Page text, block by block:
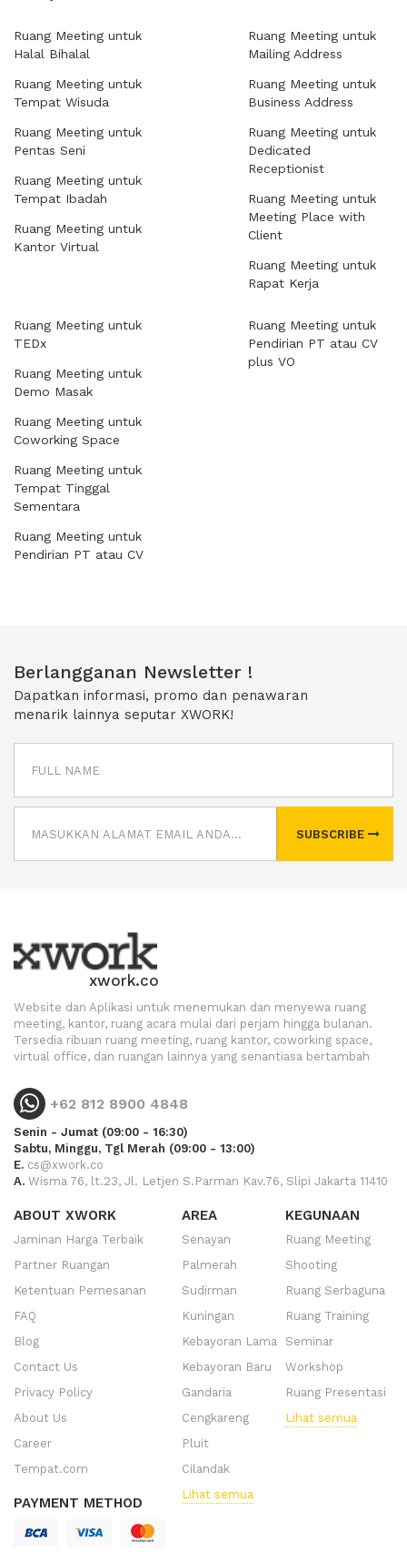
Ruang Meeting untuk
Halal Bihalal
Ruang Meeting untuk
Tempat Wisuda
Ruang Meeting untuk
Pentas Seni
Ruang Meeting untuk
Tempat Ibadah
Ruang Meeting untuk
Kantor Virtual
Ruang Meeting untuk
Mailing Address
Ruang Meeting untuk
Business Address
Ruang Meeting untuk
Dedicated
Receptionist
Ruang Meeting untuk
Meeting Place with
Client
Ruang Meeting untuk
Rapat Kerja
Ruang Meeting untuk
TEDx
Ruang Meeting untuk
Demo Masak
Ruang Meeting untuk
Coworking Space
Ruang Meeting untuk
Tempat Tinggal
Sementara
Ruang Meeting untuk
Pendirian PT atau CV
Ruang Meeting untuk
Pendirian PT atau CV
plus VO
Berlangganan Newsletter !
Dapatkan informasi, promo dan penawaran
menarik lainnya seputar XWORK!
SUBSCRIBE
xwork.co
Website dan Aplikasi untuk menemukan dan menyewa ruang
meeting, kantor, ruang acara mulai dari perjam hingga bulanan.
Tersedia ribuan ruang meeting, ruang kantor, coworking space,
virtual office, dan ruangan lainnya yang senantiasa bertambah
+62 812 8900 4848
Senin - Jumat (09:00 - 16:30)
Sabtu, Minggu, Tgl Merah (09:00 - 13:00)
E. cs@xwork.co
A. Wisma 76, lt.23, Jl. Letjen S.Parman Kav.76, Slipi Jakarta 11410
ABOUT XWORK
Jaminan Harga Terbaik
Partner Ruangan
Ketentuan Pemesanan
FAQ
Blog
Contact Us
Privacy Policy
About Us
Career
Tempat.com
PAYMENT METHOD
AREA
Senayan
Palmerah
Sudirman
Kuningan
Kebayoran Lama
Kebayoran Baru
Gandaria
Cengkareng
Pluit
Cilandak
Lihat semua
KEGUNAAN
Ruang Meeting
Shooting
Ruang Serbaguna
Ruang Training
Seminar
Workshop
Ruang Presentasi
Lihat semua